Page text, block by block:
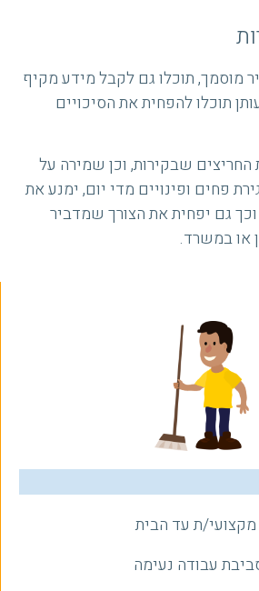
ת עד הבית
עבודה נעימה
מוסמך, תוכלו גם לקבל מידע מקיף
תוכלו להפחית את הסיכויים
שבקירות, וכן שמירה על
פחים ופינויים מדי יום, ימנע את
גם יפחית את הצורך שמדביר
או במשרד.